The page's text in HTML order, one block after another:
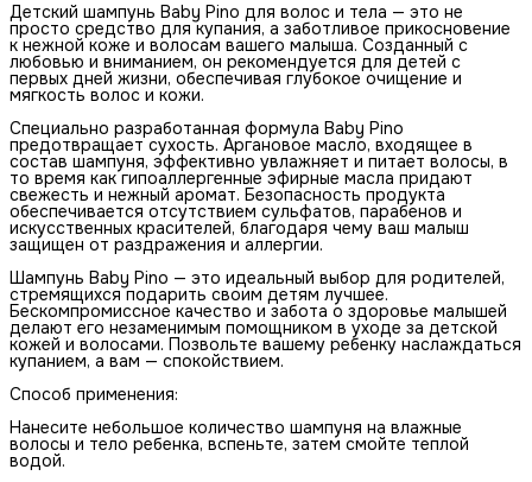
Детский шампунь Baby Pino для волос и тела — это не
просто средство для купания, а заботливое прикосновение
к нежной коже и волосам вашего малыша. Созданный с
любовью и вниманием, он рекомендуется для детей с
первых дней жизни, обеспечивая глубокое очищение и
мягкость волос и кожи.
Специально разработанная формула Baby Pino
предотвращает сухость. Аргановое масло, входящее в
состав шампуня, эффективно увлажняет и питает волосы, в
то время как гипоаллергенные эфирные масла придают
свежесть и нежный аромат. Безопасность продукта
обеспечивается отсутствием сульфатов, парабенов и
искусственных красителей, благодаря чему ваш малыш
защищен от раздражения и аллергии.
Шампунь Baby Pino — это идеальный выбор для родителей,
стремящихся подарить своим детям лучшее.
Бескомпромиссное качество и забота о здоровье малышей
делают его незаменимым помощником в уходе за детской
кожей и волосами. Позвольте вашему ребенку наслаждаться
купанием, а вам — спокойствием.
Способ применения:
Нанесите небольшое количество шампуня на влажные
волосы и тело ребенка, вспеньте, затем смойте теплой
водой.